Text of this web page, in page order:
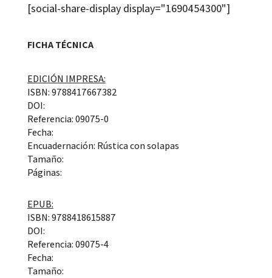
[social-share-display display="1690454300"]
FICHA TÉCNICA
EDICIÓN IMPRESA:
ISBN: 9788417667382
DOI:
Referencia: 09075-0
Fecha:
Encuadernación: Rústica con solapas
Tamaño:
Páginas:
EPUB:
ISBN: 9788418615887
DOI:
Referencia: 09075-4
Fecha:
Tamaño: